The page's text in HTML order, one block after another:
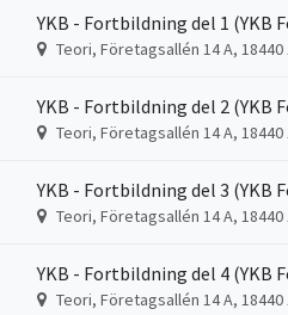
YKB - Fortbildning del 1 (YKB
Teori, Företagsallén 14 A,
YKB - Fortbildning del 2 (YKB
Teori, Företagsallén 14 A,
YKB - Fortbildning del 3 (YKB
Teori, Företagsallén 14 A,
YKB - Fortbildning del 4 (YKB
Teori, Företagsallén 14 A,